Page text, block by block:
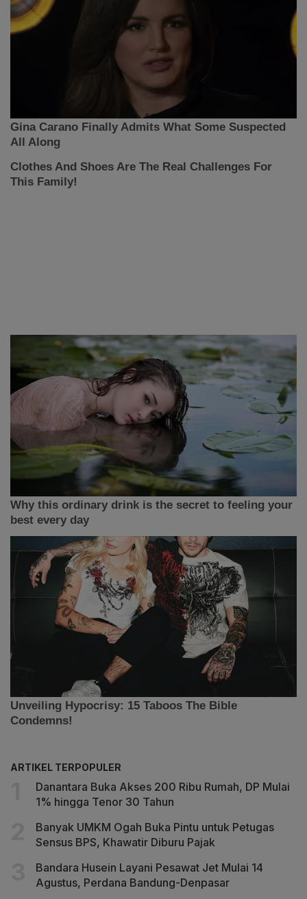
ARTIKEL TERPOPULER
Danantara Buka Akses 200 Ribu Rumah, DP Mulai
1% hingga Tenor 30 Tahun
Banyak UMKM Ogah Buka Pintu untuk Petugas
Sensus BPS, Khawatir Diburu Pajak
Bandara Husein Layani Pesawat Jet Mulai 14
Agustus, Perdana Bandung-Denpasar